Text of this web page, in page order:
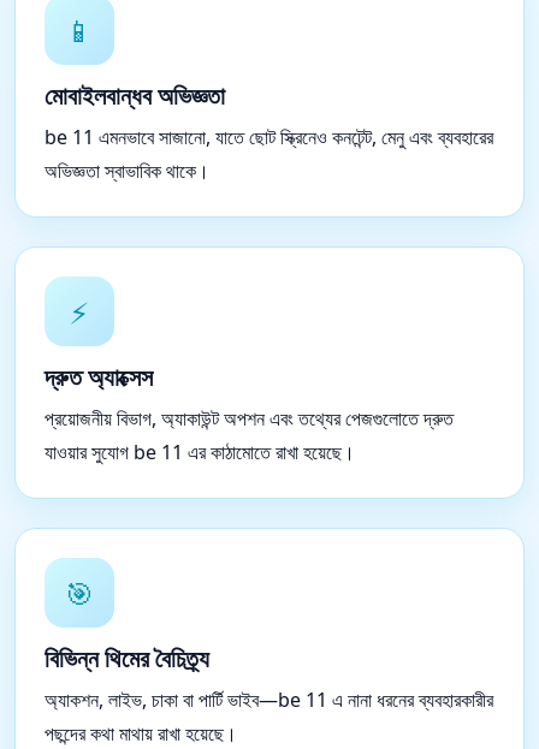
📱
মোবাইলবান্ধব অভিজ্ঞতা
be 11 এমনভাবে সাজানো, যাতে ছোট স্ক্রিনেও কনটেন্ট, মেনু এবং ব্যবহারের
অভিজ্ঞতা স্বাভাবিক থাকে।
⚡
দ্রুত অ্যাক্সেস
প্রয়োজনীয় বিভাগ, অ্যাকাউন্ট অপশন এবং তথ্যের পেজগুলোতে দ্রুত
যাওয়ার সুযোগ be 11 এর কাঠামোতে রাখা হয়েছে।
🎯
বিভিন্ন থিমের বৈচিত্র্য
অ্যাকশন, লাইভ, চাকা বা পার্টি ভাইব—be 11 এ নানা ধরনের ব্যবহারকারীর
পছন্দের কথা মাথায় রাখা হয়েছে।